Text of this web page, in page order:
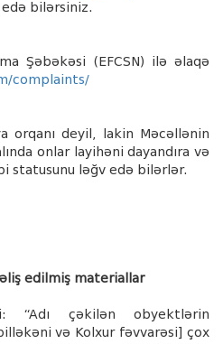
ə bil ərsiniz.
Şə bə kəsi (EFCSN) il ə ə laqə
complaints/
orqanı deyil, lakin Məcə llənin
ında onlar layihəni dayand ıra və
statusunu l əğv edə bil ərl ər.
edilmiş materiallar
“Adı çəkilən obyektlərin
və Kolxur fəvvarəsi] çox